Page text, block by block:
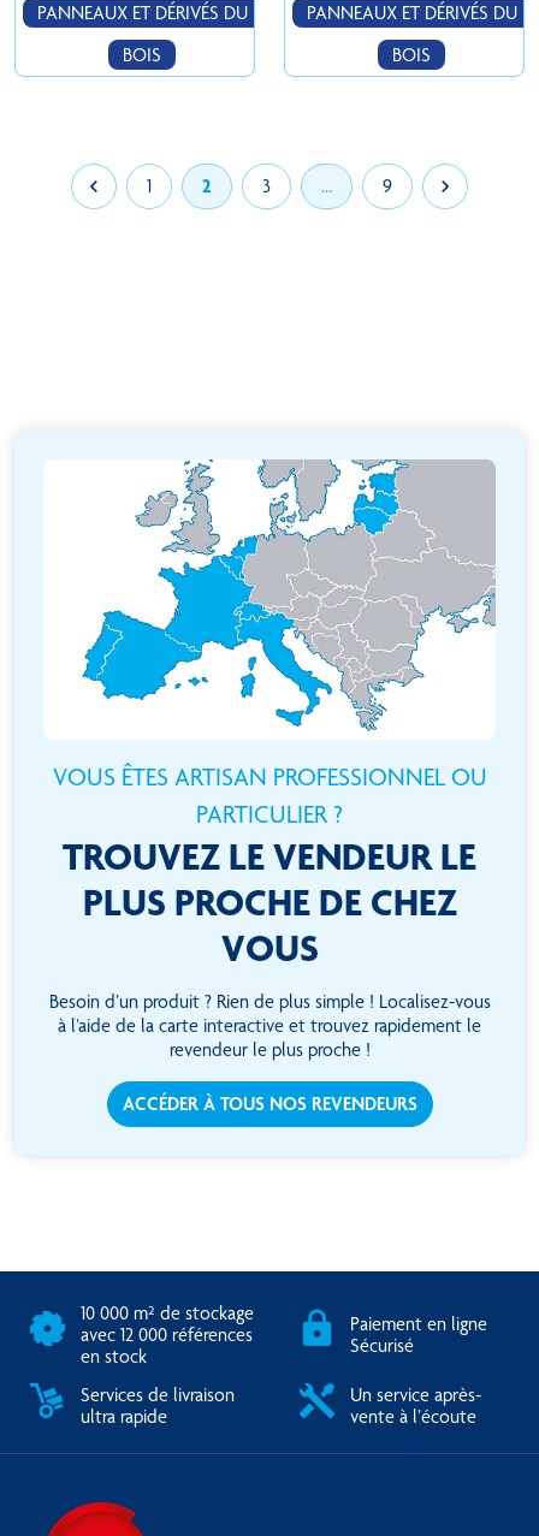
PANNEAUX ET DÉRIVÉS DU
BOIS
PANNEAUX ET DÉRIVÉS DU
BOIS
 1 2 3 … 9 
VOUS ÊTES ARTISAN PROFESSIONNEL OU
PARTICULIER ?
TROUVEZ LE VENDEUR LE
PLUS PROCHE DE CHEZ
VOUS
Besoin d’un produit ? Rien de plus simple ! Localisez-vous
à l’aide de la carte interactive et trouvez rapidement le
revendeur le plus proche !
ACCÉDER À TOUS NOS REVENDEURS
10 000 m² de stockage
avec 12 000 références
en stock
Paiement en ligne
Sécurisé
Services de livraison
ultra rapide
Un service après-
vente à l’écoute